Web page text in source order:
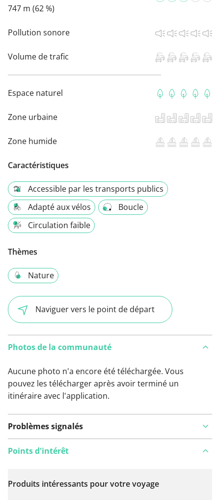
747 m (62 %)
Pollution sonore
Volume de trafic
Espace naturel
Zone urbaine
Zone humide
Caractéristiques
Accessible par les transports publics
Adapté aux vélos
Boucle
Circulation faible
Thèmes
Nature
Naviguer vers le point de départ
Photos de la communauté
Aucune photo n'a encore été téléchargée. Vous
pouvez les télécharger après avoir terminé un
itinéraire avec l'application.
Problèmes signalés
Voir sur la carte
Points d'intérêt
Produits intéressants pour votre voyage